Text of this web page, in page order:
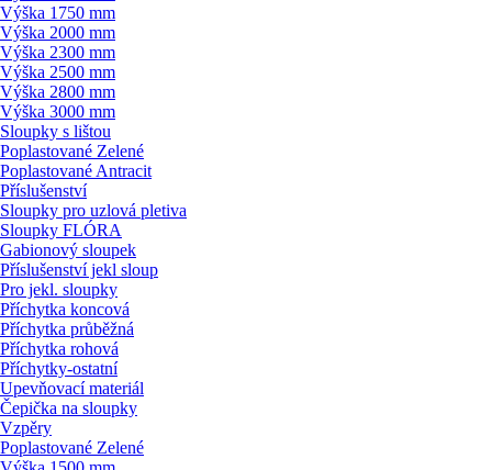
Výška 1750 mm
Výška 2000 mm
Výška 2300 mm
Výška 2500 mm
Výška 2800 mm
Výška 3000 mm
Sloupky s lištou
Poplastované Zelené
Poplastované Antracit
Příslušenství
Sloupky pro uzlová pletiva
Sloupky FLÓRA
Gabionový sloupek
Příslušenství jekl sloup
Pro jekl. sloupky
Příchytka koncová
Příchytka průběžná
Příchytka rohová
Příchytky-ostatní
Upevňovací materiál
Čepička na sloupky
Vzpěry
Poplastované Zelené